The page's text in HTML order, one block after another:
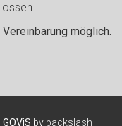
möglich.
GOViS by backslash